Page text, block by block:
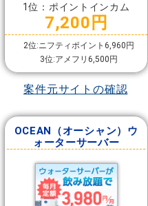
1位：ポイントインカム
7,200円
2位:ニフティポイント6,960円
3位:アメフリ6,500円
案件元サイトの確認
OCEAN（オーシャン）ウ
ォーターサーバー